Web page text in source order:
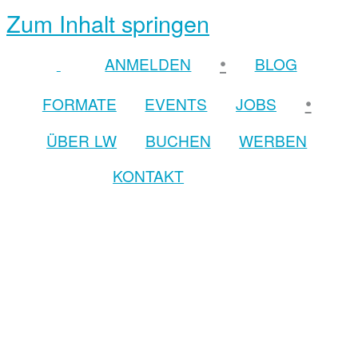
Zum Inhalt springen
ANMELDEN •
BLOG
FORMATE
EVENTS JOBS •
ÜBER LW BUCHEN
WERBEN
KONTAKT